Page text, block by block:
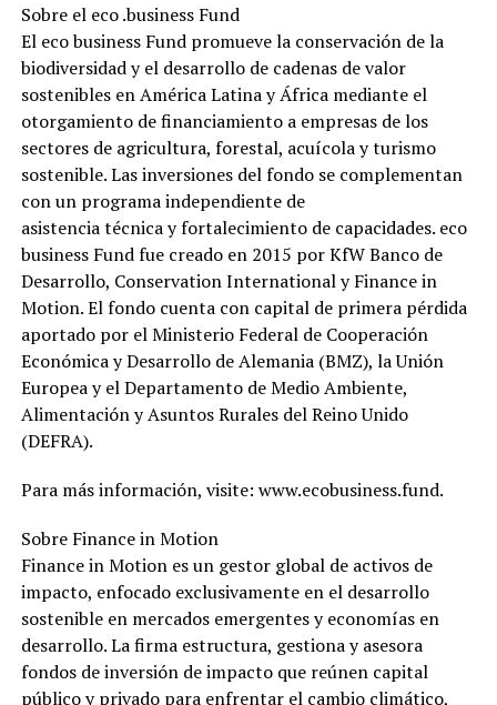
Sobre el eco .business Fund
El eco business Fund promueve la conservación de la
biodiversidad y el desarrollo de cadenas de valor
sostenibles en América Latina y África mediante el
otorgamiento de financiamiento a empresas de los
sectores de agricultura, forestal, acuícola y turismo
sostenible. Las inversiones del fondo se complementan
con un programa independiente de
asistencia técnica y fortalecimiento de capacidades. eco
business Fund fue creado en 2015 por KfW Banco de
Desarrollo, Conservation International y Finance in
Motion. El fondo cuenta con capital de primera pérdida
aportado por el Ministerio Federal de Cooperación
Económica y Desarrollo de Alemania (BMZ), la Unión
Europea y el Departamento de Medio Ambiente,
Alimentación y Asuntos Rurales del Reino Unido
(DEFRA).
Para más información, visite: www.ecobusiness.fund.
Sobre Finance in Motion
Finance in Motion es un gestor global de activos de
impacto, enfocado exclusivamente en el desarrollo
sostenible en mercados emergentes y economías en
desarrollo. La firma estructura, gestiona y asesora
fondos de inversión de impacto que reúnen capital
público y privado para enfrentar el cambio climático,